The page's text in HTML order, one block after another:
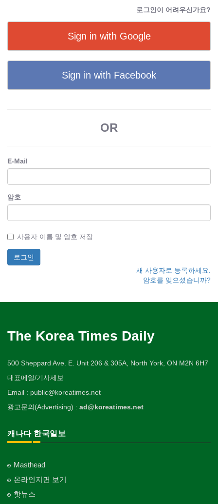
로그인이 어려우신가요?
Sign in with Google
Sign in with Facebook
OR
E-Mail
암호
사용자 이름 및 암호 저장
새 사용자로 등록하세요.
암호를 잊으셨습니까?
The Korea Times Daily
500 Sheppard Ave. E. Unit 206 & 305A, North York, ON M2N 6H7
대표메일/기사제보
Email : public@koreatimes.net
광고문의(Advertising) : ad@koreatimes.net
캐나다 한국일보
Masthead
온라인지면 보기
핫뉴스